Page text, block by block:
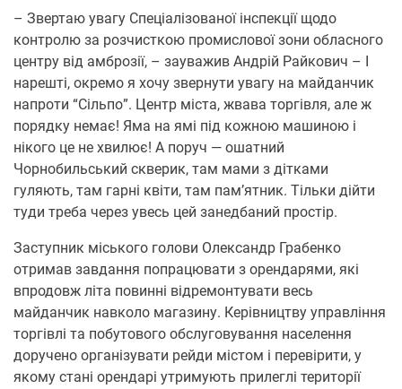
– Звертаю увагу Спеціалізованої інспекції щодо
контролю за розчисткою промислової зони обласного
центру від амброзії, – зауважив Андрій Райкович – І
нарешті, окремо я хочу звернути увагу на майданчик
напроти “Сільпо”. Центр міста, жвава торгівля, але ж
порядку немає! Яма на ямі під кожною машиною і
нікого це не хвилює! А поруч — ошатний
Чорнобильський скверик, там мами з дітками
гуляють, там гарні квіти, там пам’ятник. Тільки дійти
туди треба через увесь цей занедбаний простір.
Заступник міського голови Олександр Грабенко
отримав завдання попрацювати з орендарями, які
впродовж літа повинні відремонтувати весь
майданчик навколо магазину. Керівництву управління
торгівлі та побутового обслуговування населення
доручено організувати рейди містом і перевірити, у
якому стані орендарі утримують прилеглі території